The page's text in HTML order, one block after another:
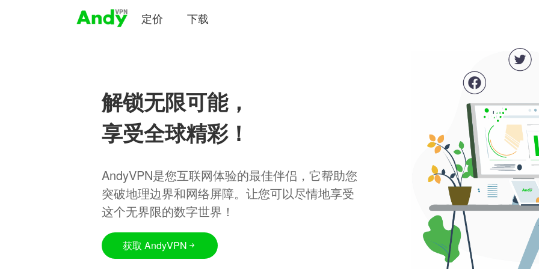
定价 下载
解锁无限可能，
享受全球精彩！
AndyVPN是您互联网体验的最佳伴侣，它帮助您
突破地理边界和网络屏障。让您可以尽情地享受
这个无界限的数字世界！
获取 AndyVPN